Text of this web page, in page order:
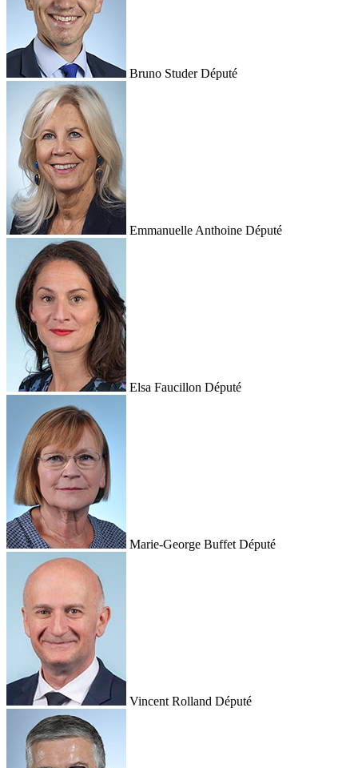
Bruno Studer Député
Emmanuelle Anthoine Député
Elsa Faucillon Député
Marie-George Buffet Député
Vincent Rolland Député